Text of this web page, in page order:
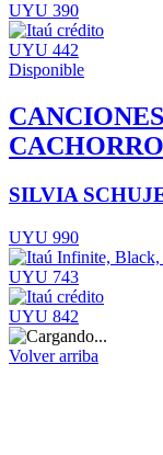
UYU 390
UYU 442
Disponible
SILVIA
UYU 990
UYU 743
UYU 842
Volver arriba